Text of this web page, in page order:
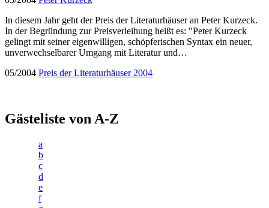
In diesem Jahr geht der Preis der Literaturhäuser an Peter Kurzeck.
In der Begründung zur Preisverleihung heißt es: "Peter Kurzeck
gelingt mit seiner eigenwilligen, schöpferischen Syntax ein neuer,
unverwechselbarer Umgang mit Literatur und…
05/2004 Preis der Literaturhäuser 2004
Gästeliste von A-Z
a
b
c
d
e
f